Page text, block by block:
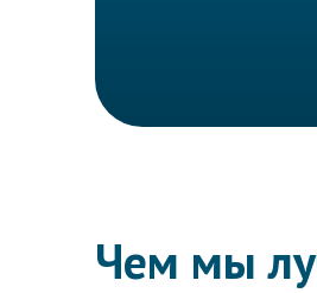
Чем мы